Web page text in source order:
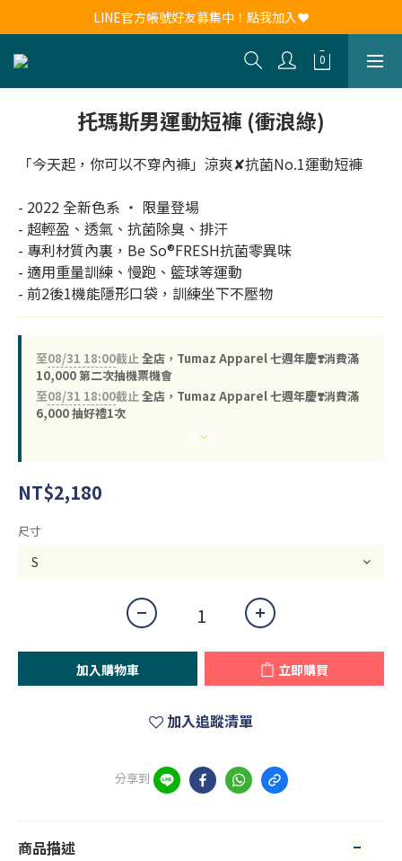
新會員註冊送30元購物金！現領現用！
LINE官方帳號好友募集中！點我加入❤
新會員註冊送30元購物金！現領現用！
托瑪斯男運動短褲 (衝浪綠)
「今天起，你可以不穿內褲」涼爽✘抗菌No.1運動短褲
- 2022 全新色系 ‧ 限量登場
- 超輕盈、透氣、抗菌除臭、排汗
- 專利材質內裏，Be So®FRESH抗菌零異味
- 適用重量訓練、慢跑、籃球等運動
- 前2後1機能隱形口袋，訓練坐下不壓物
至08/31 18:00截止全店，Tumaz Apparel 七週年慶❣️消費滿
10,000 第二次抽機票機會
至08/31 18:00截止全店，Tumaz Apparel 七週年慶❣️消費滿
6,000 抽好禮1次
NT$2,180
尺寸
加入購物車 立即購買
加入追蹤清單
分享到
商品描述